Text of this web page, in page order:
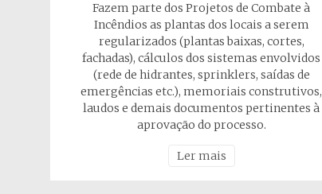
Fazem parte dos Projetos de Combate à
Incêndios as plantas dos locais a serem
regularizados (plantas baixas, cortes,
fachadas), cálculos dos sistemas envolvidos
(rede de hidrantes, sprinklers, saídas de
emergências etc.), memoriais construtivos,
laudos e demais documentos pertinentes à
aprovação do processo.
Ler mais